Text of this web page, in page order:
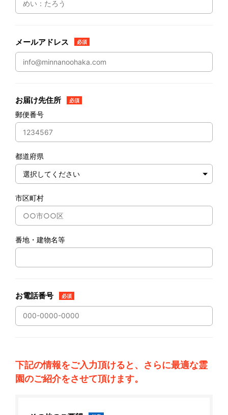
メールアドレス 必須
お届け先住所 必須
郵便番号
都道府県
市区町村
番地・建物名等
お電話番号 必須
下記の情報をご入力頂けると、さらに最適な霊
園のご紹介をさせて頂けます。